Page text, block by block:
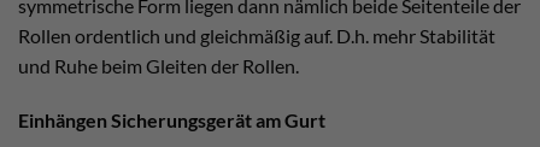
symmetrische Form liegen dann nämlich beide Seitenteile der
Rollen ordentlich und gleichmäßig auf. D.h. mehr Stabilität
und Ruhe beim Gleiten der Rollen.
Einhängen Sicherungsgerät am Gurt